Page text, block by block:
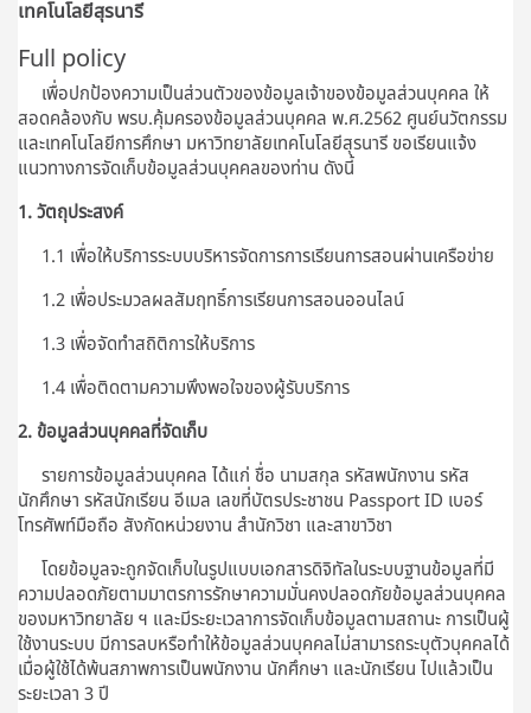
เทคโนโลยีสุรนารี
Full policy
เพื่อปกป้องความเป็นส่วนตัวของข้อมูลเจ้าของข้อมูลส่วนบุคคล ให้
สอดคล้องกับ พรบ.คุ้มครองข้อมูลส่วนบุคคล พ.ศ.2562 ศูนย์นวัตกรรม
และเทคโนโลยีการศึกษา มหาวิทยาลัยเทคโนโลยีสุรนารี ขอเรียนแจ้ง
แนวทางการจัดเก็บข้อมูลส่วนบุคคลของท่าน ดังนี้
1. วัตถุประสงค์
1.1 เพื่อให้บริการระบบบริหารจัดการการเรียนการสอนผ่านเครือข่าย
1.2 เพื่อประมวลผลสัมฤทธิ์การเรียนการสอนออนไลน์
1.3 เพื่อจัดทำสถิติการให้บริการ
1.4 เพื่อติดตามความพึงพอใจของผู้รับบริการ
2. ข้อมูลส่วนบุคคลที่จัดเก็บ
รายการข้อมูลส่วนบุคคล ได้แก่ ชื่อ นามสกุล รหัสพนักงาน รหัส
นักศึกษา รหัสนักเรียน อีเมล เลขที่บัตรประชาชน Passport ID เบอร์
โทรศัพท์มือถือ สังกัดหน่วยงาน สำนักวิชา และสาขาวิชา
โดยข้อมูลจะถูกจัดเก็บในรูปแบบเอกสารดิจิทัลในระบบฐานข้อมูลที่มี
ความปลอดภัยตามมาตรการรักษาความมั่นคงปลอดภัยข้อมูลส่วนบุคคล
ของมหาวิทยาลัย ฯ และมีระยะเวลาการจัดเก็บข้อมูลตามสถานะ การเป็นผู้
ใช้งานระบบ มีการลบหรือทำให้ข้อมูลส่วนบุคคลไม่สามารถระบุตัวบุคคลได้
เมื่อผู้ใช้ได้พ้นสภาพการเป็นพนักงาน นักศึกษา และนักเรียน ไปแล้วเป็น
ระยะเวลา 3 ปี